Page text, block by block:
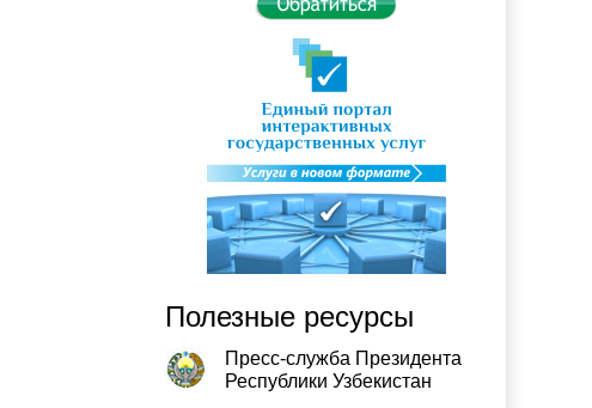
Полезные ресурсы
Пресс-служба Президента
Республики Узбекистан